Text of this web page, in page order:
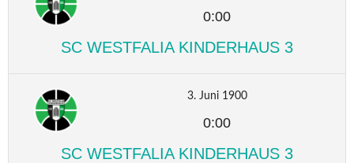
0:00
SC WESTFALIA KINDERHAUS 3
3. Juni 1900
0:00
SC WESTFALIA KINDERHAUS 3